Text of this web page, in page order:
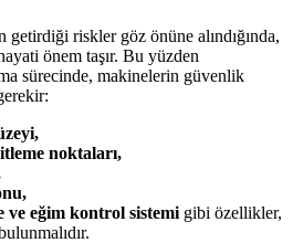
getirdiği riskler göz önüne alındığında,
önem taşır. Bu yüzden
sürecinde, makinelerin güvenlik
noktaları,
ve eğim kontrol sistemi gibi özellikler,